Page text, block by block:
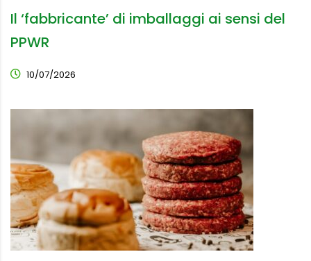
Il ‘fabbricante’ di imballaggi ai sensi del
PPWR
10/07/2026